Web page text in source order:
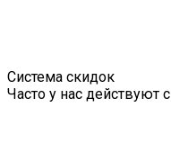
Система скидок
Часто у нас действуют